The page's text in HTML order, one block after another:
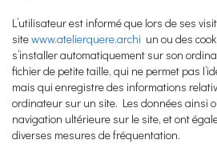
L’utilisateur est informé que lors de ses
sitewww.atelierquere.archi un ou des
s’installer automatiquement sur son
fichier de petite taille, qui ne permet pas
mais qui enregistre des informations
ordinateur sur un site. Les données ainsi
navigation ultérieure sur le site, et ont
diverses mesures de fréquentation.